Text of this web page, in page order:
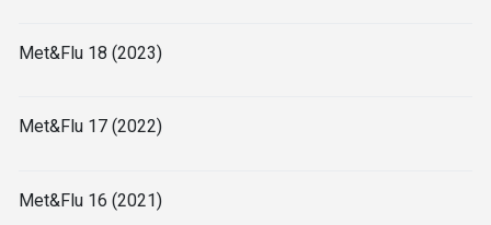
Met&Flu 18 (2023)
Met&Flu 17 (2022)
Met&Flu 16 (2021)